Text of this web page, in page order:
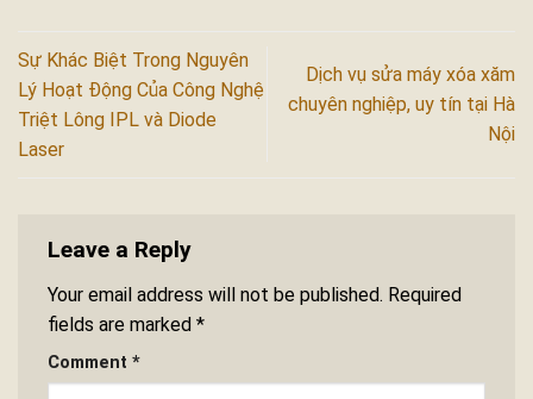
Sự Khác Biệt Trong Nguyên
Lý Hoạt Động Của Công Nghệ
Triệt Lông IPL và Diode
Laser
Dịch vụ sửa máy xóa xăm
chuyên nghiệp, uy tín tại Hà
Nội
Leave a Reply
Your email address will not be published. Required
fields are marked *
Comment *